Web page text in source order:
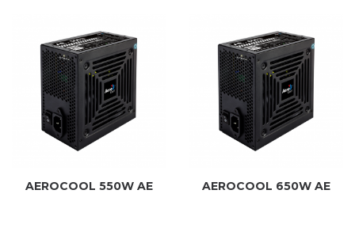
AEROCOOL 550W AE AEROCOOL 650W AE